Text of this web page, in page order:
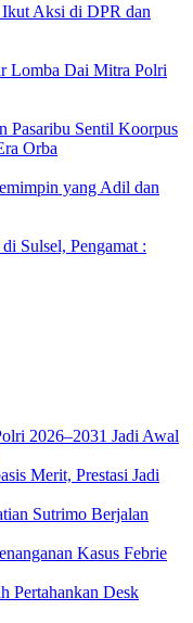
Aksi di DPR dan
Lomba Dai Mitra Polri
Pasaribu Sentil Koorpus
Orba
yang Adil dan
Sulsel, Pengamat :
2026–2031 Jadi Awal
Merit, Prestasi Jadi
Sutrimo Berjalan
Kasus Febrie
Pertahankan Desk